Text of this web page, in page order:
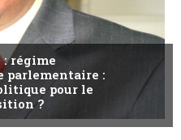
: régime
parlementaire :
pour le
?